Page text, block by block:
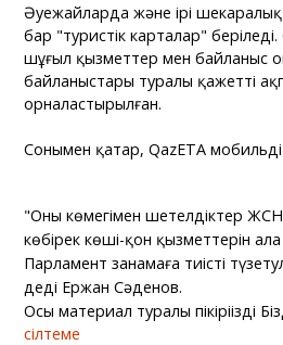
Әуежайларда және ірі
бар "туристік карталар"
шұғыл қызметтер мен байланыс
байланыстары туралы қажетті
орналастырылған.
Сонымен қатар, QazETA
"Оның көмегімен шетелдіктер
көбірек көші-қон қызметтерін
Парламент заңнамаға тиісті
деді Ержан Сәденов.
Осы материал туралы пікіріңізді
сілтеме